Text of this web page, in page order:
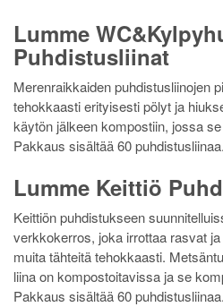
Lumme
Puhdistusliinat
Merenraikkaiden puhdistusliinojen
tehokkaasti erityisesti pölyt ja
käytön jälkeen kompostiin, jossa
Pakkaus sisältää 60 puhdistusliinaa.
Lumme Keittiö
Keittiön puhdistukseen
verkkokerros, joka irrottaa rasvat
muita tähteitä tehokkaasti.
liina on kompostoitavissa ja se
Pakkaus sisältää 60 puhdistusliinaa.